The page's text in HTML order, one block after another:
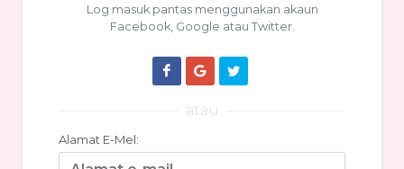
Log masuk pantas menggunakan akaun
Facebook, Google atau Twitter.
atau
Alamat E-Mel: